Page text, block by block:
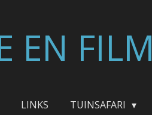
EN FILM
LINKS TUINSAFARI